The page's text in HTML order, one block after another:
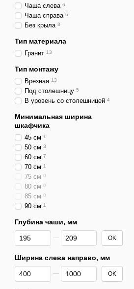
Чаша слева 6
Чаша справа 6
Без крыла 8
Тип материала
Гранит 13
Тип монтажу
Врезная 13
Под столешницу 5
В уровень со столешницей 4
Минимальная ширина
шкафчика
45 см 1
50 см 3
60 см 7
70 см 1
75 см 0
80 см 0
85 см 0
90 см 1
Глубина чаши, мм
От Глубина чаши, мм
До Глубина чаши, мм OK
Ширина слева направо, мм
От Ширина слева направо, мм
До Ширина слева направо, мм
OK